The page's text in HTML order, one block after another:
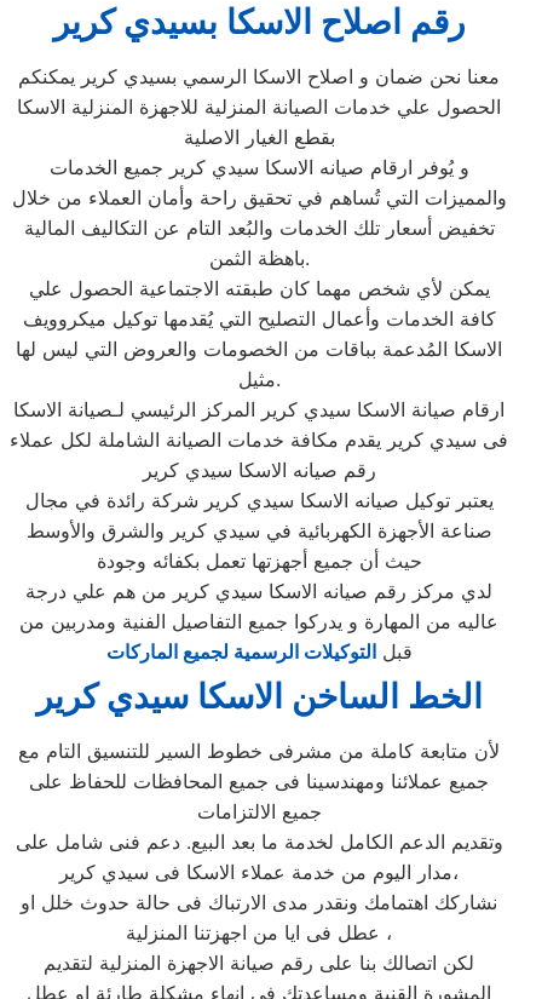
رقم اصلاح الاسكا بسيدي كرير
معنا نحن ضمان و اصلاح الاسكا الرسمي بسيدي كرير يمكنكم
الحصول علي خدمات الصيانة المنزلية للاجهزة المنزلية الاسكا
بقطع الغيار الاصلية
و يُوفر ارقام صيانه الاسكا سيدي كرير جميع الخدمات
والمميزات التي تُساهم في تحقيق راحة وأمان العملاء من خلال
تخفيض أسعار تلك الخدمات والبُعد التام عن التكاليف المالية
باهظة الثمن.
يمكن لأي شخص مهما كان طبقته الاجتماعية الحصول علي
كافة الخدمات وأعمال التصليح التي يُقدمها توكيل ميكروويف
الاسكا المُدعمة بباقات من الخصومات والعروض التي ليس لها
مثيل.
ارقام صيانة الاسكا سيدي كرير المركز الرئيسي لـصيانة الاسكا
فى سيدي كرير يقدم مكافة خدمات الصيانة الشاملة لكل عملاء
رقم صيانه الاسكا سيدي كرير
يعتبر توكيل صيانه الاسكا سيدي كرير شركة رائدة في مجال
صناعة الأجهزة الكهربائية في سيدي كرير والشرق والأوسط
حيث أن جميع أجهزتها تعمل بكفائه وجودة
لدي مركز رقم صيانه الاسكا سيدي كرير من هم علي درجة
عاليه من المهارة و يدركوا جميع التفاصيل الفنية ومدربين من
قبلالتوكيلات الرسمية لجميع الماركات
الخط الساخن الاسكا سيدي كرير
لأن متابعة كاملة من مشرفى خطوط السير للتنسيق التام مع
جميع عملائنا ومهندسينا فى جميع المحافظات للحفاظ على
جميع الالتزامات
وتقديم الدعم الكامل لخدمة ما بعد البيع. دعم فنى شامل على
مدار اليوم من خدمة عملاء الاسكا فى سيدي كرير،
نشاركك اهتمامك ونقدر مدى الارتباك فى حالة حدوث خلل او
عطل فى ايا من اجهزتنا المنزلية ،
لكن اتصالك بنا على رقم صيانة الاجهزة المنزلية لتقديم
المشورة القنية ومساعدتك فى انهاء مشكلة طارئة او عطل